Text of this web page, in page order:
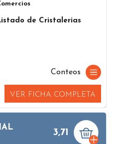
de Cristalerias
Conteos
VER FICHA COMPLETA
3,71